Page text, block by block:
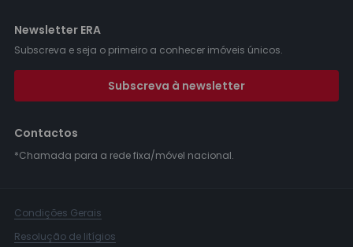
Newsletter ERA
Subscreva e seja o primeiro a conhecer imóveis únicos.
Subscreva à newsletter
Contactos
*Chamada para a rede fixa/móvel nacional.
Condições Gerais
Resolução de litígios